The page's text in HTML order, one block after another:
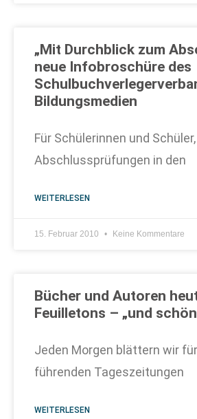
„Mit Durchblick zum
neue Infobroschüre des
Bildungsme­dien
Für Schülerinnen und
Abschlussprüfungen in den
WEITERLESEN
15. Februar 2010 Keine Kommentare
Bücher und Autoren
Feuilletons – „und
Jeden Morgen blättern wir
führenden Tageszeitungen
WEITERLESEN